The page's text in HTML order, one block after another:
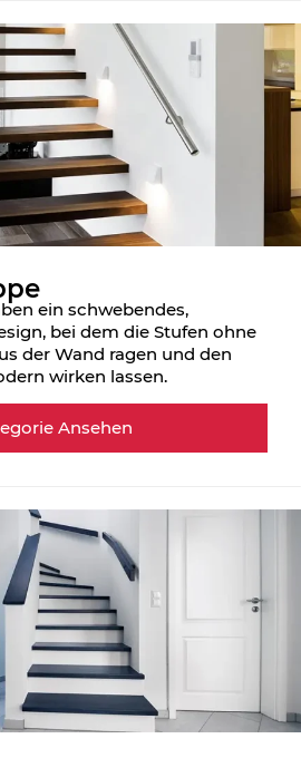
ein schwebendes,
bei dem die Stufen ohne
der Wand ragen und den
wirken lassen.
Ansehen